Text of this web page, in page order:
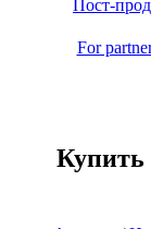
Пост-
For
Купить